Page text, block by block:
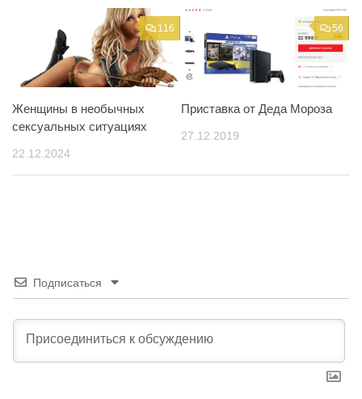
116
Женщины в необычных
сексуальных ситуациях
22.12.2024
56
Приставка от Деда Мороза
27.12.2019
Подписаться